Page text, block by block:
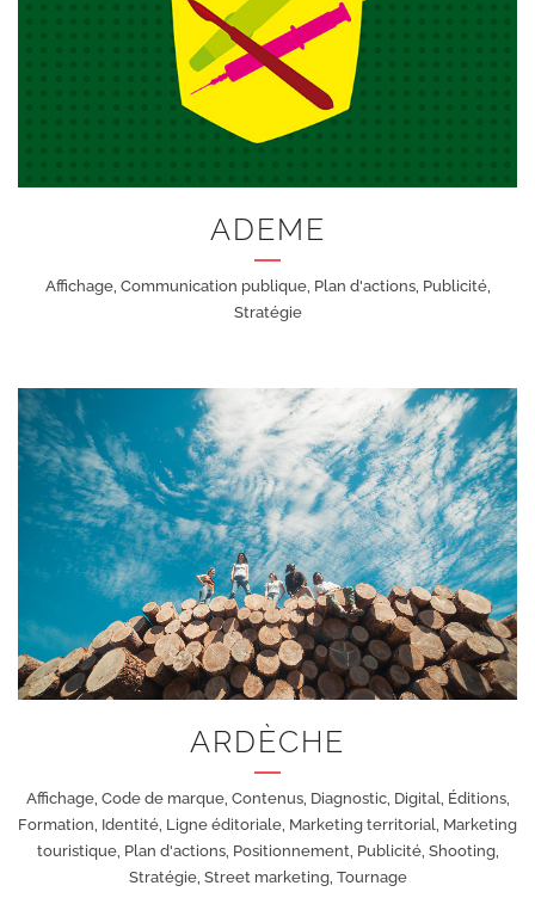
+
ADEME
Affichage, Communication publique, Plan d'actions, Publicité,
Stratégie
+
ARDÈCHE
Affichage, Code de marque, Contenus, Diagnostic, Digital, Éditions,
Formation, Identité, Ligne éditoriale, Marketing territorial, Marketing
touristique, Plan d'actions, Positionnement, Publicité, Shooting,
Stratégie, Street marketing, Tournage